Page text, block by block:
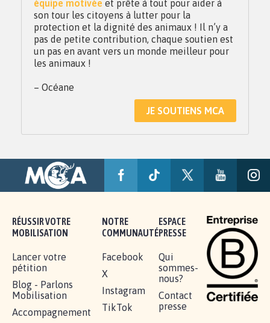
équipe motivée et prête à tout pour aider à
son tour les citoyens à lutter pour la
protection et la dignité des animaux ! Il n’y a
pas de petite contribution, chaque soutien est
un pas en avant vers un monde meilleur pour
les animaux !
– Océane
JE SOUTIENS MCA
RÉUSSIR VOTRE
MOBILISATION
Lancer votre
pétition
Blog - Parlons
Mobilisation
Accompagnement
NOTRE
COMMUNAUTÉ
Facebook
X
Instagram
TikTok
ESPACE
PRESSE
Qui
sommes-
nous?
Contact
presse